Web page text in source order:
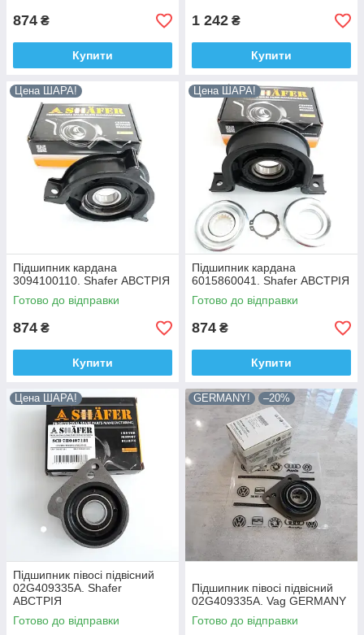
Країна-виробник – Австрія. Деталь для
ремонту автомобіля дуже високої
якості і надійності.
Підвісний підшипник карданного валу Mercedes
Sprinter 906 Мерседес Спринтер 906 (2006-)
9064100881, SHAFER.
Країна-виробник – Австрія. Деталь для ремонту
автомобіля дуже високої якості і надійності.
Наша компанія офіційно представляє
південнокорейського виробника
обслуговування.
Посилений Підвісний підшипник кардана
Mercedes Sprinter 906 Мерседес Спринтер 906
(2006-) 9064100881, ACSUSS.
Наша компанія офіційно представляє
південнокорейського виробника ACSUSS, надає реальну
гарантію і обслуговування.
874 ₴
Купити
1 242 ₴
Купити
Цена ШАРА!
Підшипник кардана
3094100110. Shafer АВСТРІЯ
Готово до відправки
874 ₴
Купити
Цена ШАРА!
Підшипник кардана
6015860041. Shafer АВСТРІЯ
Готово до відправки
874 ₴
Купити
Цена ШАРА!
Підшипник півосі підвісний
02G409335A. Shafer
АВСТРІЯ
Готово до відправки
GERMANY! –20%
Підшипник півосі підвісний
02G409335A. Vag GERMANY
Готово до відправки